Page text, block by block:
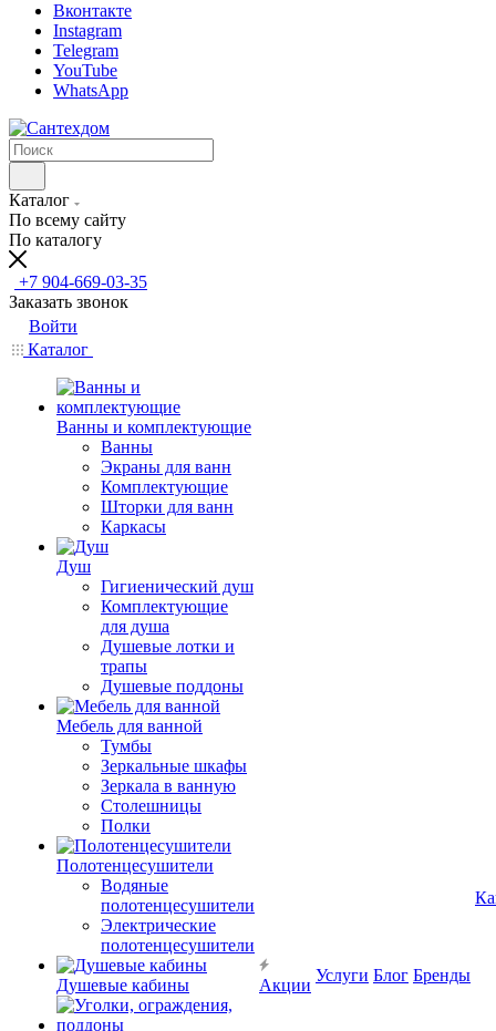
Вконтакте
Instagram
Telegram
YouTube
WhatsApp
Каталог
По всему сайту
По каталогу
+7 904-669-03-35
Заказать звонок
Войти
Каталог
Ванны и комплектующие
Ванны
Экраны для ванн
Комплектующие
Шторки для ванн
Каркасы
Душ
Гигиенический душ
Комплектующие
для душа
Душевые лотки и
трапы
Душевые поддоны
Мебель для ванной
Тумбы
Зеркальные шкафы
Зеркала в ванную
Столешницы
Полки
Полотенцесушители
Водяные
полотенцесушители
Электрические
полотенцесушители
Душевые кабины Акции
Услуги Блог Бренды